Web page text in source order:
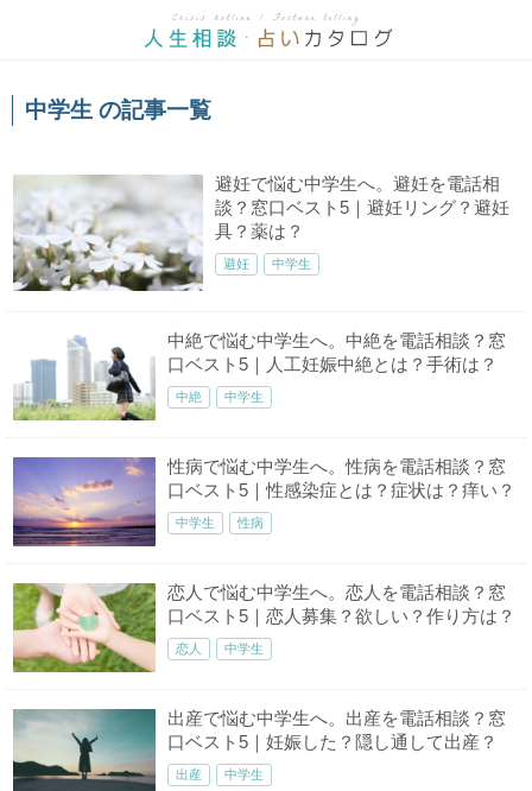
中学生 の記事一覧
避妊で悩む中学生へ。避妊を電話相
談？窓口ベスト5｜避妊リング？避妊
具？薬は？
避妊 中学生
中絶で悩む中学生へ。中絶を電話相談？窓
口ベスト5｜人工妊娠中絶とは？手術は？
中絶 中学生
性病で悩む中学生へ。性病を電話相談？窓
口ベスト5｜性感染症とは？症状は？痒い？
中学生 性病
恋人で悩む中学生へ。恋人を電話相談？窓
口ベスト5｜恋人募集？欲しい？作り方は？
恋人 中学生
出産で悩む中学生へ。出産を電話相談？窓
口ベスト5｜妊娠した？隠し通して出産？
出産 中学生